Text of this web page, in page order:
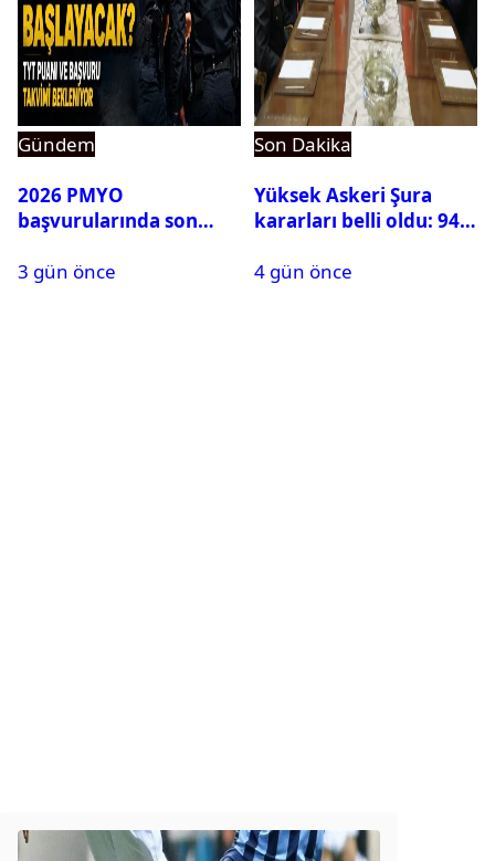
Gündem
2026 PMYO
başvurularında son
3 gün önce
Son Dakika
Yüksek Askeri Şura
kararları belli oldu: 94
4 gün önce